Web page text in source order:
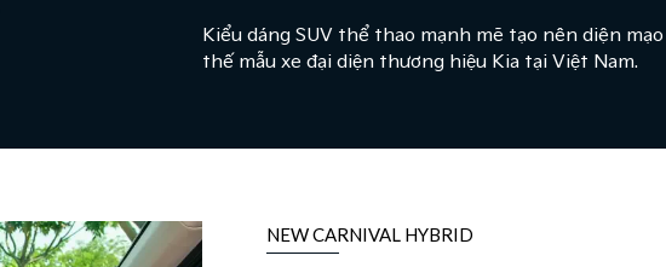
Kiểu dáng SUV thể thao mạnh mẽ tạo nên diện
thế mẫu xe đại diện thương hiệu Kia tại Việt Nam.
NEW CARNIVAL HYBRID